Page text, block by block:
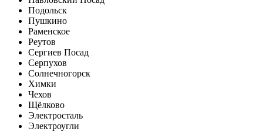
Подольск
Пушкино
Раменское
Реутов
Сергиев Посад
Серпухов
Солнечногорск
Химки
Чехов
Щёлково
Электросталь
Электроугли